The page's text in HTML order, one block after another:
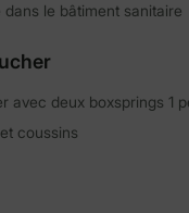
le bâtiment sanitaire
avec deux boxsprings 1
coussins